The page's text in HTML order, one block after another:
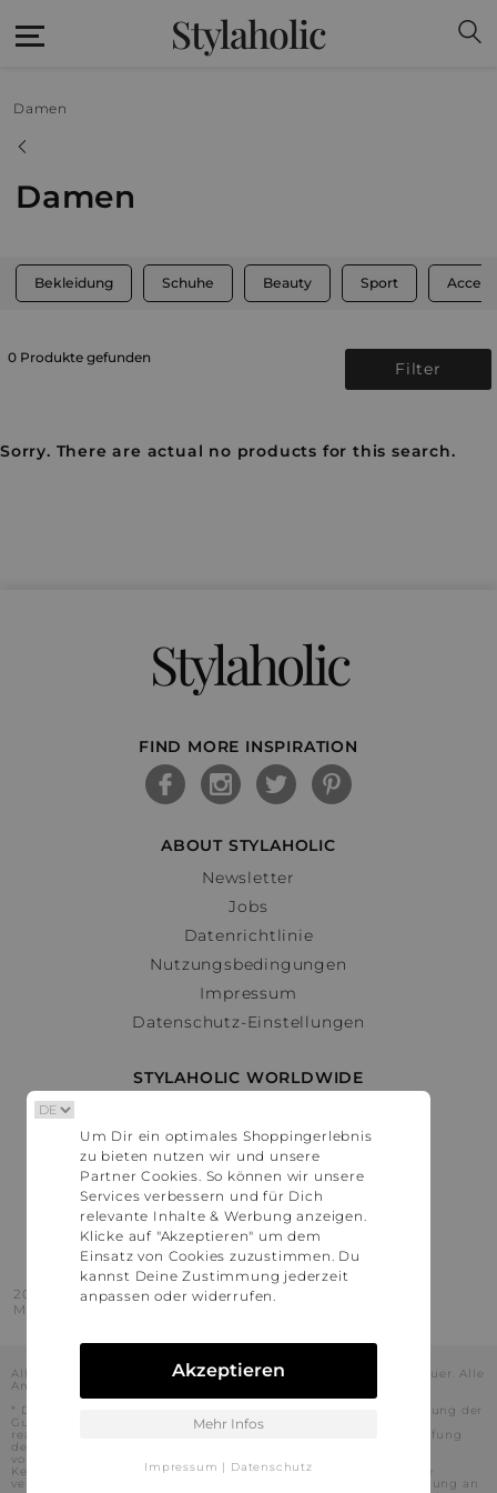
Stylaholic
Damen
Damen
Bekleidung Schuhe Beauty Sport
0 Produkte gefunden
Filter
Sorry. There are actual no products for this search.
Stylaholic
FIND MORE INSPIRATION
ABOUT STYLAHOLIC
Newsletter
Jobs
Datenrichtlinie
Nutzungsbedingungen
Impressum
Datenschutz-Einstellungen
STYLAHOLIC WORLDWIDE
Österreich
Schweiz
France
United States
2016 - 2026 © Stylaholic.
Made for you with love in munich.
Alle Preise inkl. der jeweils geltenden gesetzlichen Mehrwertsteuer. Alle
Angaben ohne Gewähr.
* Die angezeigten Preise beinhalten Rabatte, die durch die Nutzung der
Gutschein-Codes auf den Seiten unserer Partner voraussichtlich
realisiert werden können. Stylaholic führt keine vollständige Prüfung
der Gutschein-Codes durch und es kann daher in Einzelfällen
vorkommen, dass die Gutscheine abweichend von unserem
Kenntnisstand bei dem jeweiligen Shop nicht oder nur teilweise
verwendet werden können. Darüber hinaus kann deren Verwendung an
Um Dir ein optimales Shoppingerlebnis
zu bieten nutzen wir und unsere
Partner Cookies. So können wir unsere
Services verbessern und für Dich
relevante Inhalte & Werbung anzeigen.
Klicke auf "Akzeptieren" um dem
Einsatz von Cookies zuzustimmen. Du
kannst Deine Zustimmung jederzeit
anpassen oder widerrufen.
Akzeptieren
Mehr Infos
Impressum | Datenschutz